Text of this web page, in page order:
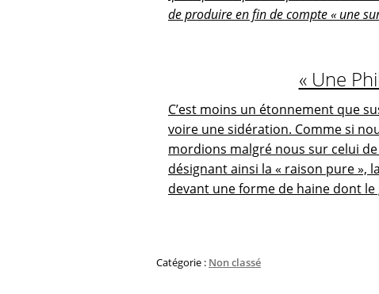
de produire en fin de compte « une
« Une
C’est moins un étonnement que
voire une sidération. Comme si
mordions malgré nous sur celui de
désignant ainsi la « raison pure »,
devant une forme de haine dont le
Catégorie : Non classé